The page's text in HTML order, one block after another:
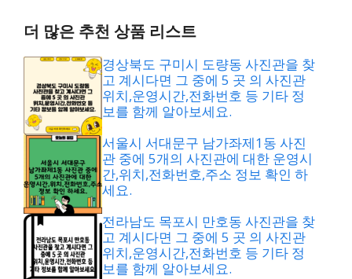
더 많은 추천 상품 리스트
경상북도 구미시 도량동 사진관을 찾
고 계시다면 그 중에 5 곳 의 사진관
위치,운영시간,전화번호 등 기타 정
보를 함께 알아보세요.
서울시 서대문구 남가좌제1동 사진
관 중에 5개의 사진관에 대한 운영시
간,위치,전화번호,주소 정보 확인 하
세요.
전라남도 목포시 만호동 사진관을 찾
고 계시다면 그 중에 5 곳 의 사진관
위치,운영시간,전화번호 등 기타 정
보를 함께 알아보세요.